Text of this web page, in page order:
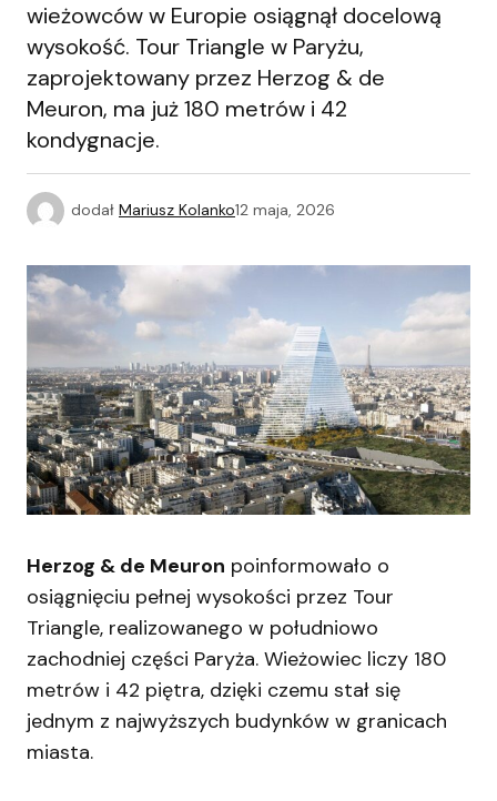
wieżowców w Europie osiągnął docelową
wysokość. Tour Triangle w Paryżu,
zaprojektowany przez Herzog & de
Meuron, ma już 180 metrów i 42
kondygnacje.
dodał Mariusz Kolanko12 maja, 2026
Herzog & de Meuron poinformowało o
osiągnięciu pełnej wysokości przez Tour
Triangle, realizowanego w południowo
zachodniej części Paryża. Wieżowiec liczy 180
metrów i 42 piętra, dzięki czemu stał się
jednym z najwyższych budynków w granicach
miasta.